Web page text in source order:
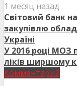
1 месяц назад
Світовий банк
закупівлю
Україні
У 2016 році МОЗ
ліків ширшому
Комментарий